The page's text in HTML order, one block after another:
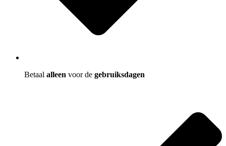
Betaal alleen voor de gebruiksdagen